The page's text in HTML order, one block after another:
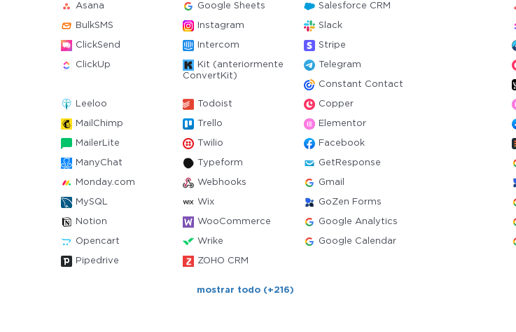
Asana Google Sheets Salesforce CRM
BulkSMS Instagram Slack
ClickSend Intercom Stripe
ClickUp
Kit (anteriormente
ConvertKit)
Telegram
Constant Contact
Leeloo Todoist Copper
MailChimp Trello Elementor
MailerLite Twilio Facebook
ManyChat Typeform GetResponse
Monday.com Webhooks Gmail
MySQL Wix GoZen Forms
Notion WooCommerce Google Analytics
Opencart Wrike Google Calendar
Pipedrive ZOHO CRM
mostrar todo (+216)